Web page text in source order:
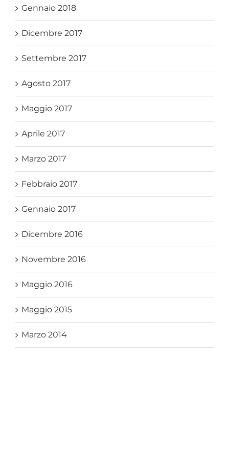
Gennaio 2018
Dicembre 2017
Settembre 2017
Agosto 2017
Maggio 2017
Aprile 2017
Marzo 2017
Febbraio 2017
Gennaio 2017
Dicembre 2016
Novembre 2016
Maggio 2016
Maggio 2015
Marzo 2014